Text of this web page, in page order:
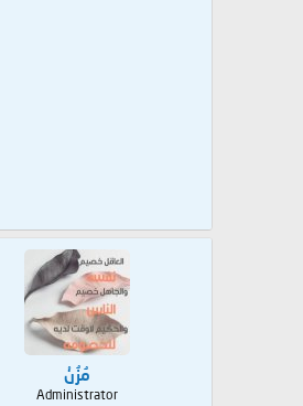
مُزُنْ
Administrator